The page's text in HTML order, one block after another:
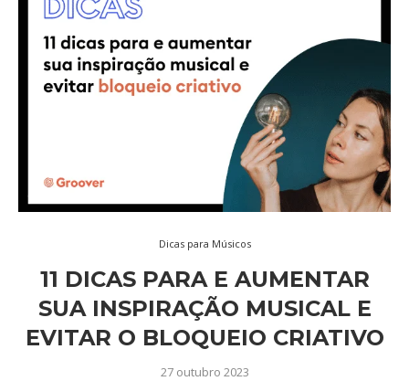
Dicas para Músicos
11 DICAS PARA E AUMENTAR
SUA INSPIRAÇÃO MUSICAL E
EVITAR O BLOQUEIO CRIATIVO
27 outubro 2023